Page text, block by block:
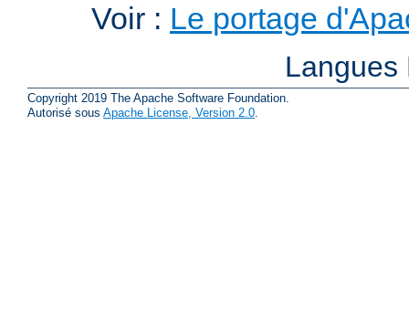
Voir : Le portage
Copyright 2019 The Apache Software Foundation.
Autorisé sous Apache License, Version 2.0